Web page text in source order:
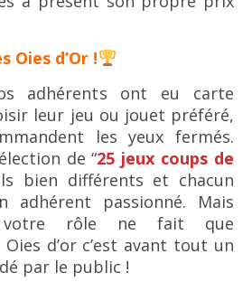
Oies d’Or !
adhérents ont eu carte
leur jeu ou jouet préféré,
les yeux fermés.
de “25 jeux coups de
bien différents et chacun
adhérent passionné. Mais
votre rôle ne fait que
d’or c’est avant tout un
par le public !